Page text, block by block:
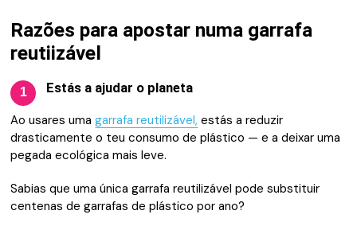
Razões para apostar numa garrafa
reutiizável
1 Estás a ajudar o planeta
Ao usares umagarrafa reutilizável, estás a reduzir
drasticamente o teu consumo de plástico — e a deixar uma
pegada ecológica mais leve.
Sabias que uma única garrafa reutilizável pode substituir
centenas de garrafas de plástico por ano?